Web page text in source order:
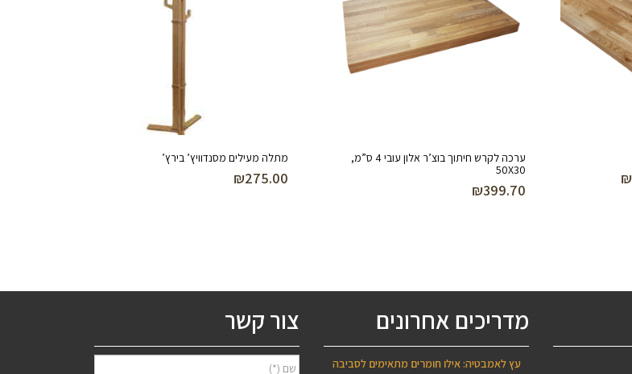
₪טווח
ערכה לקרש חיתוך בוצ’ר אלון עובי 4 ס”מ,
50X30
₪399.70
מתלה מעילים מסנדוויץ’ בירץ’
₪275.00
מדריכים אחרונים
עץ לאמבטיה: אילו חומרים מתאימים לסביבה
צור קשר